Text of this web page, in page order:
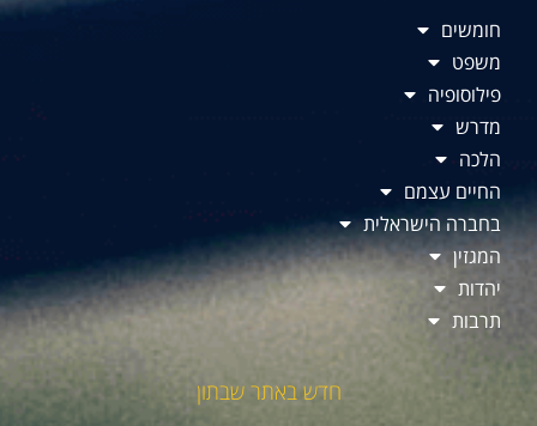
חומשים
משפט
פילוסופיה
מדרש
הלכה
החיים עצמם
בחברה הישראלית
המגזין
יהדות
תרבות
חדש באתר שבתון